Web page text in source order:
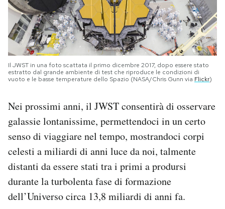
Il JWST in una foto scattata il primo dicembre 2017, dopo essere stato
estratto dal grande ambiente di test che riproduce le condizioni di
vuoto e le basse temperature dello Spazio (NASA/Chris Gunn via Flickr)
Nei prossimi anni, il JWST consentirà di osservare
galassie lontanissime, permettendoci in un certo
senso di viaggiare nel tempo, mostrandoci corpi
celesti a miliardi di anni luce da noi, talmente
distanti da essere stati tra i primi a prodursi
durante la turbolenta fase di formazione
dell’Universo circa 13,8 miliardi di anni fa.